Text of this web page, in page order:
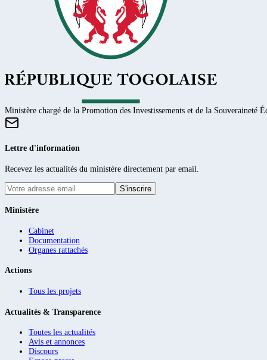
Ministère chargé de la Promotion des Investissements et de la Souveraineté
Lettre d'information
Recevez les actualités du ministère directement par email.
S'inscrire
Ministère
Cabinet
Documentation
Organes rattachés
Actions
Tous les projets
Actualités & Transparence
Toutes les actualités
Avis et annonces
Discours